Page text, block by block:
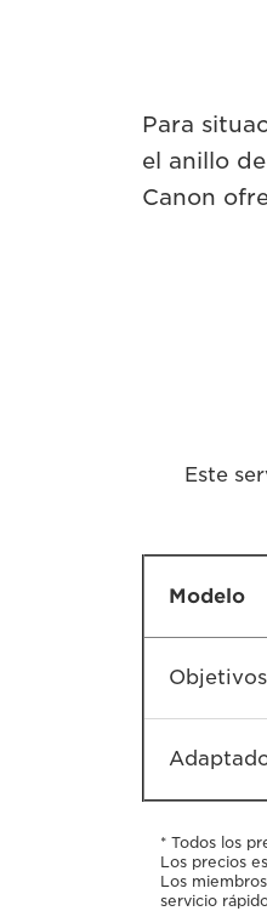
Para
el anillo
Canon
Este
Modelo
* Todos los
Los precios
Los
servicio